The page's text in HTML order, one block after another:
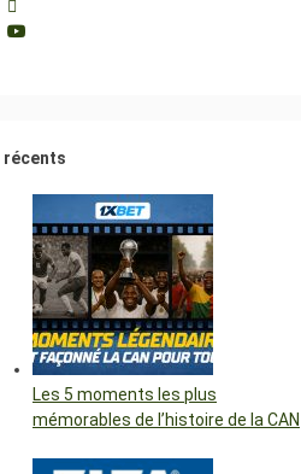
récents
Les 5 moments les plus
mémorables de l’histoire de la CAN